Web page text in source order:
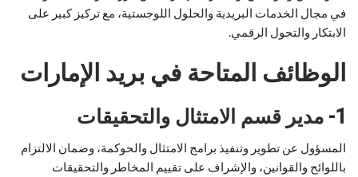
في مجال الخدمات البريدية والحلول اللوجستية، مع تركيز كبير على
الابتكار والتحول الرقمي.
الوظائف المتاحة في بريد الإمارات
1- مدير قسم الامتثال والتحقيقات
المسؤول عن تطوير وتنفيذ برامج الامتثال والحوكمة، وضمان الالتزام
باللوائح والقوانين، والإشراف على تقييم المخاطر والتحقيقات